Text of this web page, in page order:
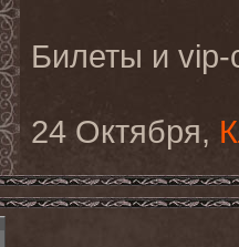
Билеты и vip-
24 Октября,